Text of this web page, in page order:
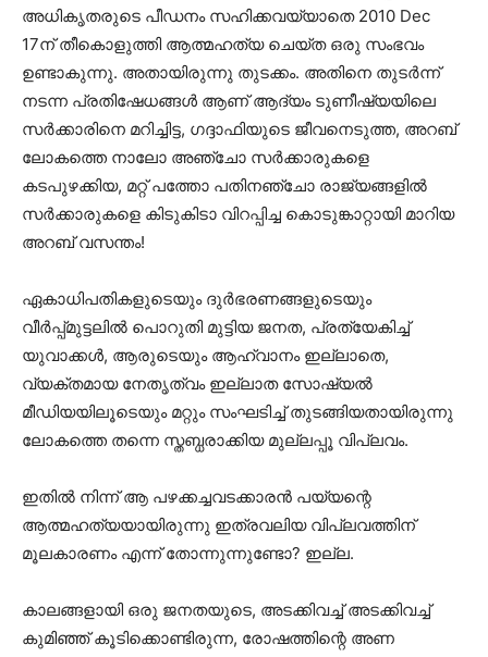
അധികൃതരുടെ പീഡനം സഹിക്കവയ്യാതെ 2010 Dec
17ന് തീകൊളുത്തി ആത്മഹത്യ ചെയ്ത ഒരു സംഭവം
ഉണ്ടാകുന്നു. അതായിരുന്നു തുടക്കം. അതിനെ തുടർന്ന്
നടന്ന പ്രതിഷേധങ്ങൾ ആണ് ആദ്യം ടുണീഷ്യയിലെ
സർക്കാരിനെ മറിച്ചിട്ട, ഗദ്ദാഫിയുടെ ജീവനെടുത്ത, അറബ്
ലോകത്തെ നാലോ അഞ്ചോ സർക്കാരുകളെ
കടപുഴക്കിയ, മറ്റ് പത്തോ പതിനഞ്ചോ രാജ്യങ്ങളിൽ
സർക്കാരുകളെ കിടുകിടാ വിറപ്പിച്ച കൊടുങ്കാറ്റായി മാറിയ
അറബ് വസന്തം!
ഏകാധിപതികളുടെയും ദുർഭരണങ്ങളുടെയും
വീർപ്പ്‌മുട്ടലിൽ പൊറുതി മുട്ടിയ ജനത, പ്രത്യേകിച്ച്
യുവാക്കൾ, ആരുടെയും ആഹ്വാനം ഇല്ലാതെ,
വ്യക്തമായ നേതൃത്വം ഇല്ലാത സോഷ്യൽ
മീഡിയയിലൂടെയും മറ്റും സംഘടിച്ച് തുടങ്ങിയതായിരുന്നു
ലോകത്തെ തന്നെ സ്തബ്ധരാക്കിയ മുല്ലപ്പൂ വിപ്ലവം.
ഇതിൽ നിന്ന് ആ പഴക്കച്ചവടക്കാരൻ പയ്യന്റെ
ആത്മഹത്യയായിരുന്നു ഇത്രവലിയ വിപ്ലവത്തിന്
മൂലകാരണം എന്ന് തോന്നുന്നുണ്ടോ? ഇല്ല.
കാലങ്ങളായി ഒരു ജനതയുടെ, അടക്കിവച്ച് അടക്കിവച്ച്
കുമിഞ്ഞ് കൂടിക്കൊണ്ടിരുന്ന, രോഷത്തിന്റെ അണ